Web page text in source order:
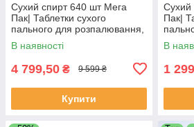
Сухий спирт 640 шт Мега
Пак| Таблетки сухого
пального для розпалювання,
плитки, приготування їжі,
блекауту та аварійні
В наявності
4 799,50 ₴ 9 599 ₴
Купити
Сухий
Пак|
В
1